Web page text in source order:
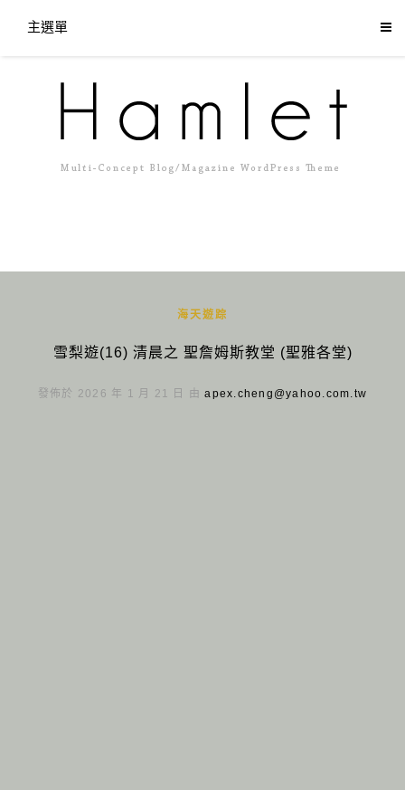
主選單
海天遊踪
雪梨遊(16) 清晨之 聖詹姆斯教堂 (聖雅各堂)
發佈於 2026 年 1 月 21 日 由apex.cheng@yahoo.com.tw